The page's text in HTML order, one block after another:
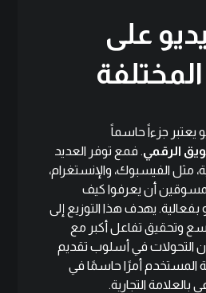
على
يعتبر جزءاً حاسماً
الرقمي. فمع توفر العديد
مثل الفيسبوك، والإنستغرام،
أن يعرفوا كيف
بفعالية. يهدف هذا التوزيع إلى
وتحقيق تفاعل أكبر مع
التحولات في أسلوب تقديم
المستخدم أمرًا حاسمًا في
بالعلامة التجارية.